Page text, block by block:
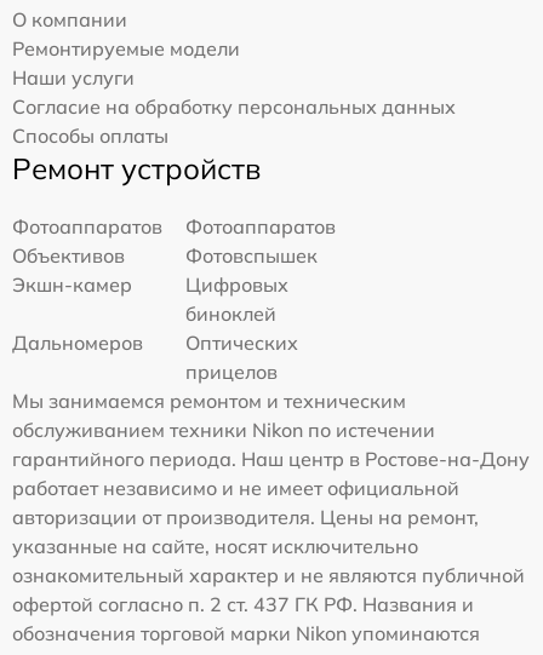
О компании
Ремонтируемые модели
Наши услуги
Согласие на обработку персональных данных
Способы оплаты
Ремонт устройств
Фотоаппаратов
Фотоаппаратов
Объективов
Фотовспышек
Экшн-камер
Цифровых
биноклей
Дальномеров
Оптических
прицелов
Мы занимаемся ремонтом и техническим
обслуживанием техники Nikon по истечении
гарантийного периода. Наш центр в Ростове-на-Дону
работает независимо и не имеет официальной
авторизации от производителя. Цены на ремонт,
указанные на сайте, носят исключительно
ознакомительный характер и не являются публичной
офертой согласно п. 2 ст. 437 ГК РФ. Названия и
обозначения торговой марки Nikon упоминаются